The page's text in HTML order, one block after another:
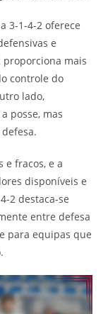
3-1-4-2 oferece
e
proporciona mais
controle do
lado,
posse, mas
e fracos, e a
disponíveis e
2 destaca-se
entre defesa
para equipas que